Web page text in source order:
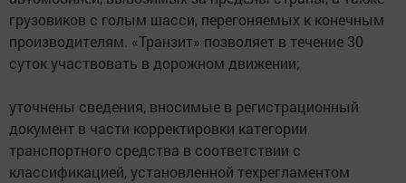
грузовиков с голым шасси, перегоняемых к конечным
производителям. «Транзит» позволяет в течение 30
суток участвовать в дорожном движении;
уточнены сведения, вносимые в регистрационный
документ в части корректировки категории
транспортного средства в соответствии с
классификацией, установленной техрегламентом